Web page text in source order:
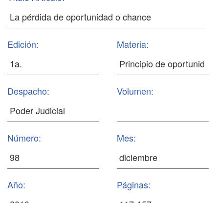
Edición: Materia:
Despacho: Volumen:
Número: Mes:
Año: Páginas: